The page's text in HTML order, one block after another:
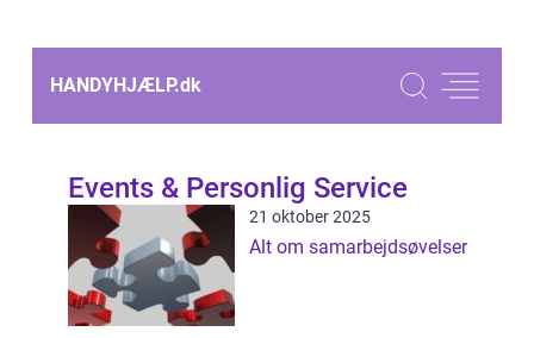
HANDYHJÆLP.dk
Events & Personlig Service
21 oktober 2025
Alt om samarbejdsøvelser